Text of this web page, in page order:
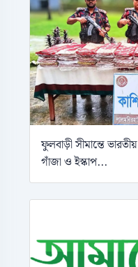
ফুলবাড়ী সীমান্তে
গাঁজা ও ইস্কাপ...